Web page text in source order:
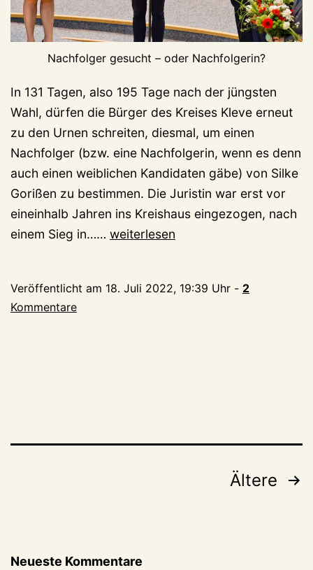
Nachfolger gesucht – oder Nachfolgerin?
In 131 Tagen, also 195 Tage nach der jüngsten
Wahl, dürfen die Bürger des Kreises Kleve erneut
zu den Urnen schreiten, diesmal, um einen
Nachfolger (bzw. eine Nachfolgerin, wenn es denn
auch einen weiblichen Kandidaten gäbe) von Silke
Gorißen zu bestimmen. Die Juristin war erst vor
eineinhalb Jahren ins Kreishaus eingezogen, nach
einem Sieg in…… Ministerin
27.
weiterlesen
Veröffentlicht am 18. Juli 2022, 19:39 Uhr - 2
Kommentare
Seitennummerierung
Ältere
Neueste Kommentare